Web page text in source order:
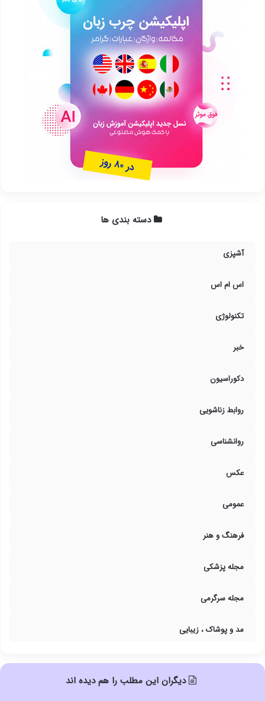
دسته بندی ها
آشپزی
اس ام اس
تکنولوژی
خبر
دکوراسیون
روابط زناشویی
روانشناسی
عکس
عمومی
فرهنگ و هنر
مجله پزشکی
مجله سرگرمی
مد و پوشاک ، زیبایی
دیگران این مطلب را هم دیده اند